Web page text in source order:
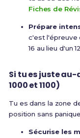
Fiches de
Prépare
c'est l'épreuve
16 au lieu d'un
Si tu es juste
1000 et 1100)
Tu es dans la zone
position sans
Sécurise les